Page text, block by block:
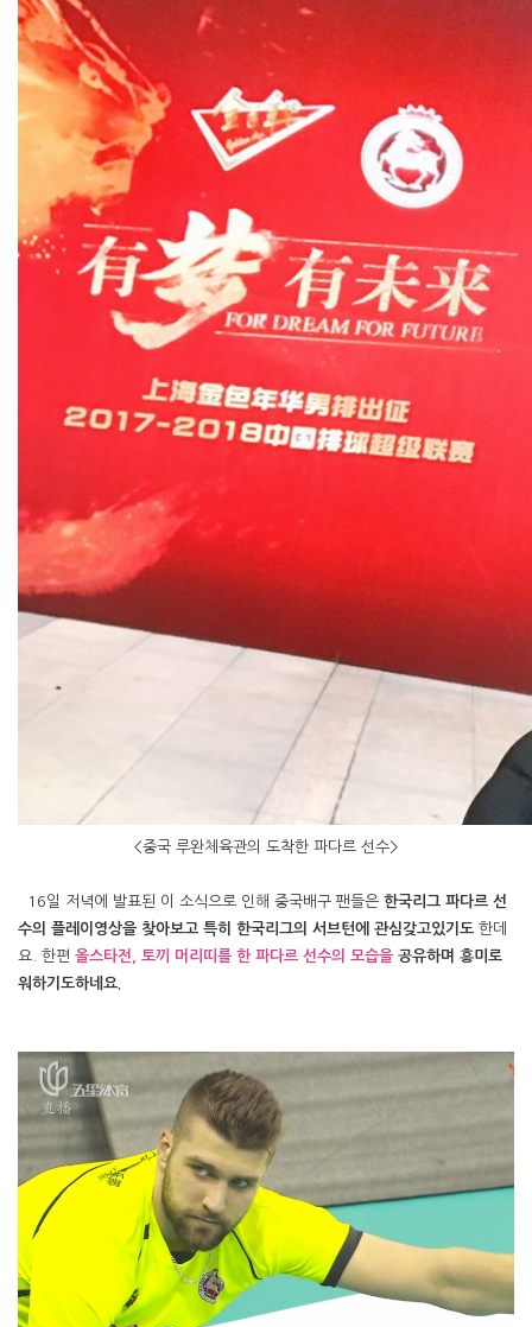
<중국 루완체육관의 도착한 파다르 선수>
16일 저녁에 발표된 이 소식으로 인해 중국배구 팬들은 한국리그 파다르 선
수의 플레이영상을 찾아보고 특히 한국리그의 서브턴에 관심갖고있기도 한데
요. 한편 올스타전, 토끼 머리띠를 한 파다르 선수의 모습을 공유하며 흥미로
워하기도하네요.